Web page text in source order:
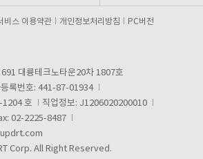
비스 이용약관 개인정보처리방침 PC버전
대륭테크노타운20차 1807호
등록번호: 441-87-01934
1204 호
직업정보: J1206020200010
02-2225-8487
Corp. All Right Reserved.